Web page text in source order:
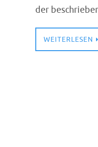
der
WEITERLESEN